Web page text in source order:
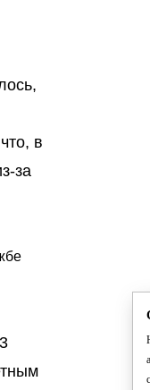
в
за